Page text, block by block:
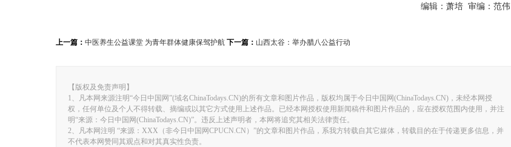
编辑：萧培 审编：范伟
上一篇： 中医养生公益课堂 为青年群体健康保驾护航 下一篇： 山西太谷：举办腊八公益行动
【版权及免责声明】
1、凡本网来源注明“今日中国网”(域名ChinaTodays.CN)的所有文章和图片作品，版权均属于今日中国网(ChinaTodays.CN)，未经本网授
权，任何单位及个人不得转载、摘编或以其它方式使用上述作品。已经本网授权使用新闻稿件和图片作品的，应在授权范围内使用，并注
明“来源：今日中国网(ChinaTodays.CN)”。违反上述声明者，本网将追究其相关法律责任。
2、凡本网注明 “来源：XXX（非今日中国网CPUCN.CN）”的文章和图片作品，系我方转载自其它媒体，转载目的在于传递更多信息，并
不代表本网赞同其观点和对其真实性负责。